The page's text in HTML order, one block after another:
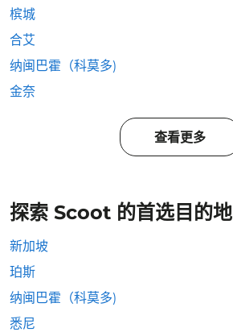
槟城
合艾
纳闽巴霍（科莫多)
金奈
查看更多
探索 Scoot 的首选目的地
新加坡
珀斯
纳闽巴霍（科莫多)
悉尼